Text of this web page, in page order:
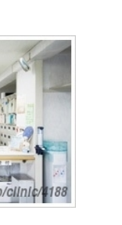
ています。胃カメラは経
口にも対応しています
が、当院では主に経鼻カ
メラで実施しています。
近年は…